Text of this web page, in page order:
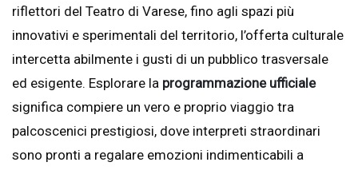
riflettori del Teatro di Varese, fino agli spazi più
innovativi e sperimentali del territorio, l’offerta culturale
intercetta abilmente i gusti di un pubblico trasversale
ed esigente. Esplorare la programmazione ufficiale
significa compiere un vero e proprio viaggio tra
palcoscenici prestigiosi, dove interpreti straordinari
sono pronti a regalare emozioni indimenticabili a